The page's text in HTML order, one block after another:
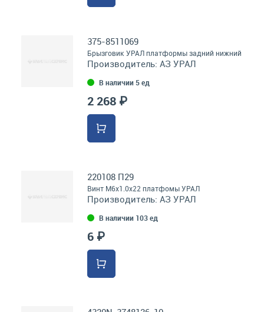
375-8511069
Брызговик УРАЛ платформы задний нижний
Производитель: АЗ УРАЛ
В наличии 5 ед
2 268 ₽
220108 П29
Винт М6х1.0х22 платфомы УРАЛ
Производитель: АЗ УРАЛ
В наличии 103 ед
6 ₽